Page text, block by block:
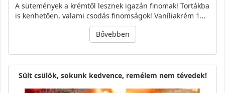
A sütemények a krémtől lesznek igazán finomak! Tortákba
is kenhetően, valami csodás finomságok! Vaníliakrém 1…
Bővebben
Sült csülök, sokunk kedvence, remélem nem tévedek!